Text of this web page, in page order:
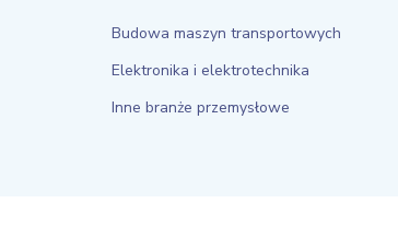
Budowa maszyn transportowych
Elektronika i elektrotechnika
Inne branże przemysłowe